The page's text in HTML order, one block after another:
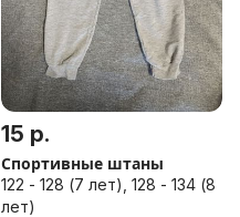
15 р.
Спортивные штаны
122 - 128 (7 лет), 128 - 134 (8
лет)